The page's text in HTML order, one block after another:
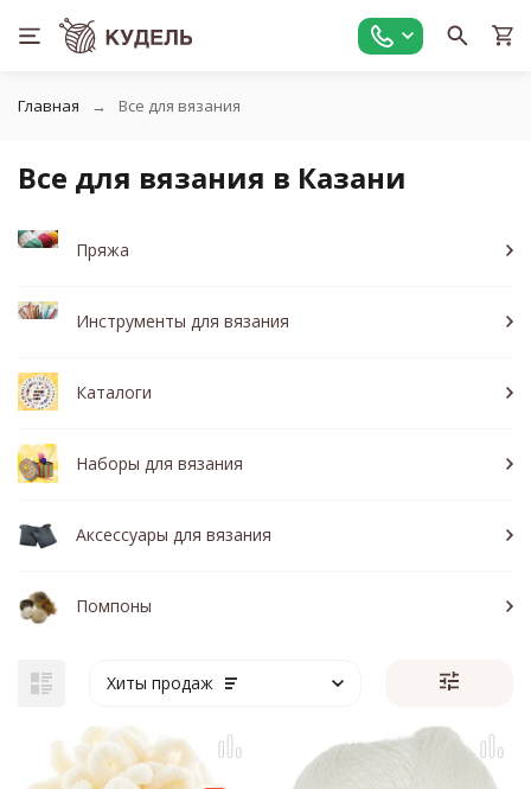
Главная Все для вязания
Все для вязания в Казани
Пряжа
Инструменты для вязания
Каталоги
Наборы для вязания
Аксессуары для вязания
Помпоны
Хиты продаж